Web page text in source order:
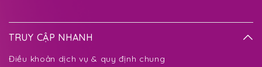
TRUY CẬP NHANH
Điều khoản dịch vụ & quy định chung